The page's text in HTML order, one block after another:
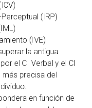
(IRP)
(IVE)
la antigua
el CI Verbal y el CI
más precisa del
en función de